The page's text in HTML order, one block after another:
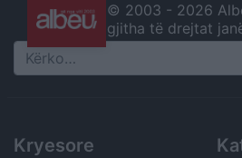
© 2003 - 2026
gjitha të drejtat
Search
Kryesore